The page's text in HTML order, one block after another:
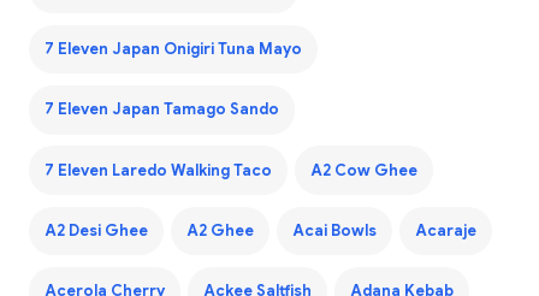
7 Eleven Japan Onigiri Tuna Mayo
7 Eleven Japan Tamago Sando
7 Eleven Laredo Walking Taco A2 Cow Ghee
A2 Desi Ghee A2 Ghee Acai Bowls Acaraje
Acerola Cherry Ackee Saltfish Adana Kebab